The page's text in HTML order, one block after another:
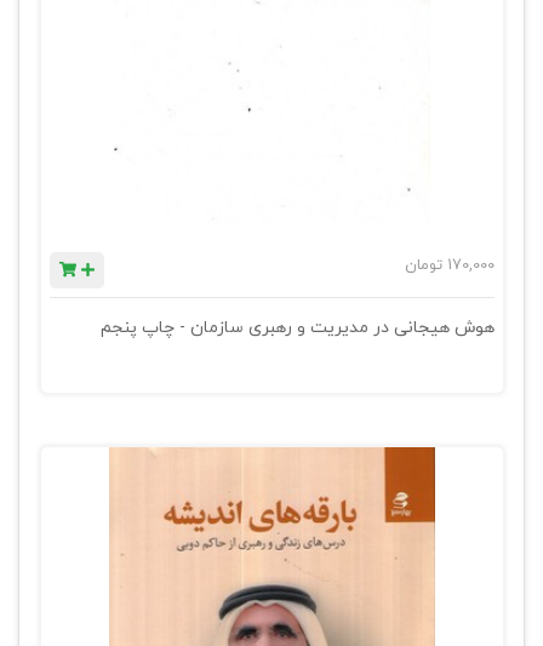
170,000 تومان
هوش هیجانی در مدیریت و رهبری سازمان - چاپ پنجم